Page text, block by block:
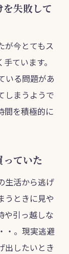
を失敗して
が今とてもス
ています。
いる問題があ
しまうようで
間を積極的に
っていた
生活から逃げ
うときに見や
や引っ越しな
・。現実逃避
出したいとき